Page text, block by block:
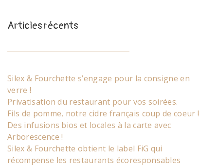
Articles récents
Silex & Fourchette s’engage pour la consigne en
verre !
Privatisation du restaurant pour vos soirées.
Fils de pomme, notre cidre français coup de coeur !
Des infusions bios et locales à la carte avec
Arborescence !
Silex & Fourchette obtient le label FiG qui
récompense les restaurants écoresponsables